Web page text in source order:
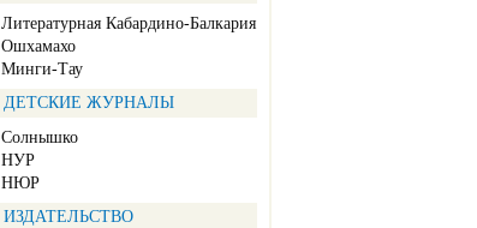
Литературная Кабардино-Балкария
Ошхамахо
Минги-Тау
ДЕТСКИЕ ЖУРНАЛЫ
Солнышко
НУР
НЮР
ИЗДАТЕЛЬСТВО